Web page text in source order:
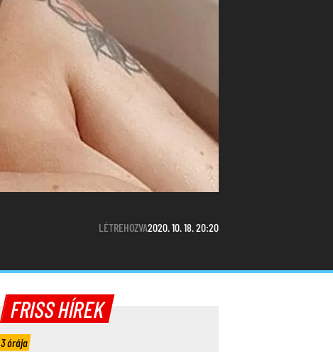
LÉTREHOZVA2020. 10. 18. 20:20
FRISS HÍREK
3 órája